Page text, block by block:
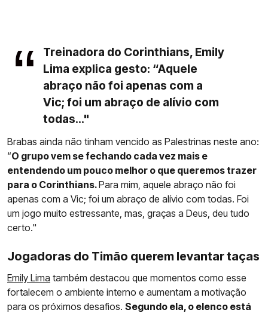
Treinadora do Corinthians, Emily
Lima explica gesto: “Aquele
abraço não foi apenas com a
Vic; foi um abraço de alívio com
todas..."
Brabas ainda não tinham vencido as Palestrinas neste ano:
“O grupo vem se fechando cada vez mais e
entendendo um pouco melhor o que queremos trazer
para o Corinthians.Para mim, aquele abraço não foi
apenas com a Vic; foi um abraço de alívio com todas. Foi
um jogo muito estressante, mas, graças a Deus, deu tudo
certo."
Jogadoras do Timão querem levantar taças
Emily Lima também destacou que momentos como esse
fortalecem o ambiente interno e aumentam a motivação
para os próximos desafios. Segundo ela, o elenco está